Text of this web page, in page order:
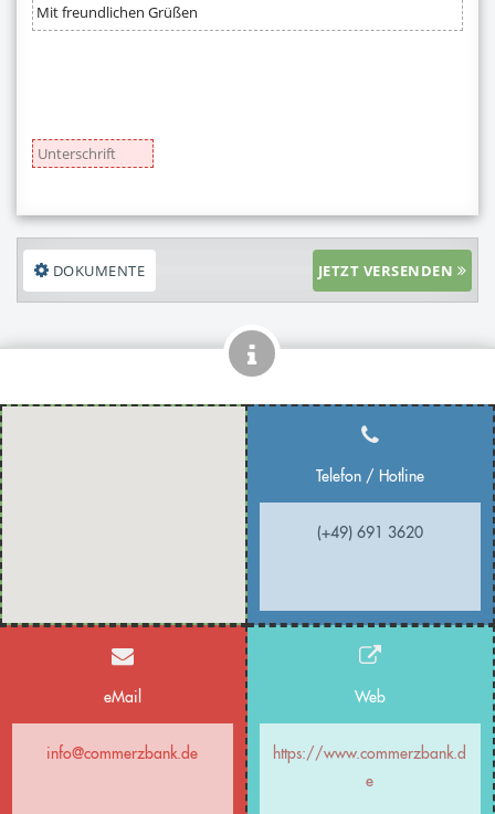
DOKUMENTE JETZT VERSENDEN
Telefon / Hotline
(+49) 691 3620
eMail
info@commerzbank.de
Web
https://www.commerzbank.d
e